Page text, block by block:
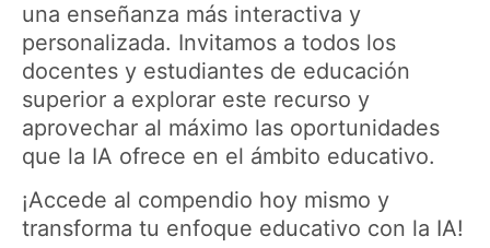
una enseñanza más interactiva y
personalizada. Invitamos a todos los
docentes y estudiantes de educación
superior a explorar este recurso y
aprovechar al máximo las oportunidades
que la IA ofrece en el ámbito educativo.
¡Accede al compendio hoy mismo y
transforma tu enfoque educativo con la IA!